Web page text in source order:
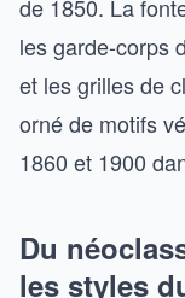
de 1850. La
les garde-corps
et les grilles de
orné de motifs
1860 et 1900
Du
les styles